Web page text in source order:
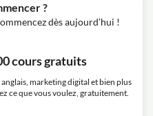
?
dès aujourd’hui !
cours gratuits
marketing digital et bien plus
ce que vous voulez, gratuitement.